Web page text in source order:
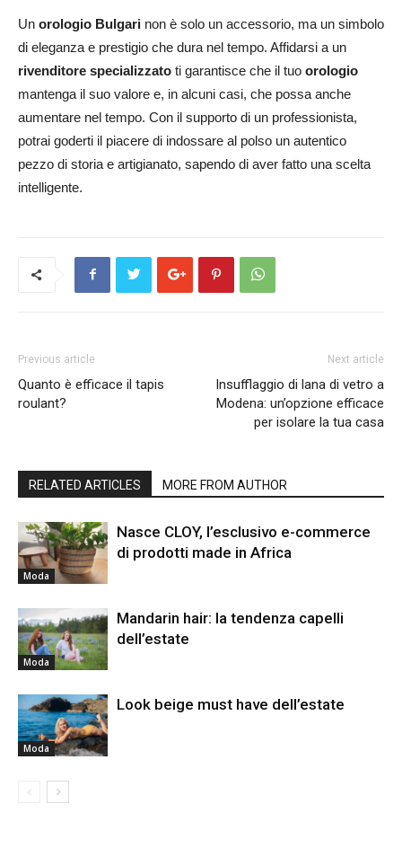
Un orologio Bulgari non è solo un accessorio, ma un simbolo
di eleganza e prestigio che dura nel tempo. Affidarsi a un
rivenditore specializzato ti garantisce che il tuo orologio
mantenga il suo valore e, in alcuni casi, che possa anche
aumentare nel tempo. Con il supporto di un professionista,
potrai goderti il piacere di indossare al polso un autentico
pezzo di storia e artigianato, sapendo di aver fatto una scelta
intelligente.
Previous article
Quanto è efficace il tapis
roulant?
Next article
Insufflaggio di lana di vetro a
Modena: un’opzione efficace
per isolare la tua casa
RELATED ARTICLES MORE FROM AUTHOR
Moda
Nasce CLOY, l’esclusivo e-commerce
di prodotti made in Africa
Moda
Mandarin hair: la tendenza capelli
dell’estate
Moda
Look beige must have dell’estate